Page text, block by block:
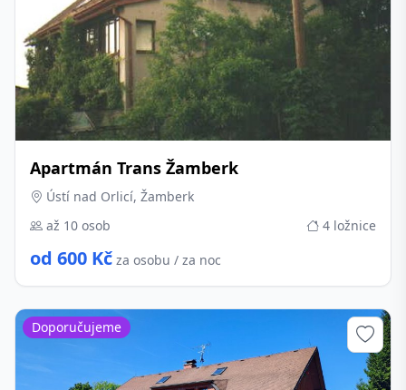
Apartmán Trans Žamberk
Ústí nad Orlicí, Žamberk
až 10 osob
4 ložnice
od 600 Kč za osobu / za noc
Doporučujeme